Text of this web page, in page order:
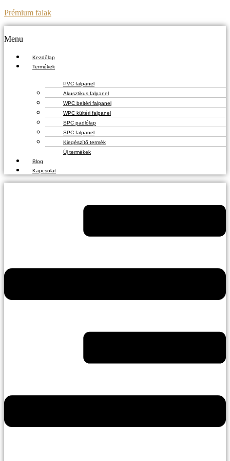
Prémium falak
Menu
Kezdőlap
Termékek
PVC falpanel
Akusztikus falpanel
WPC beltéri falpanel
WPC kültéri falpanel
SPC padlólap
SPC falpanel
Kiegészítő termék
Új termékek
Blog
Kapcsolat